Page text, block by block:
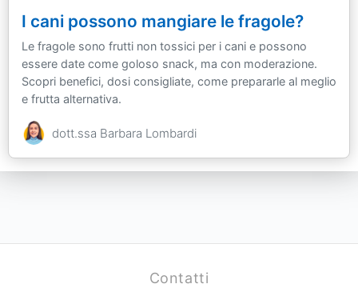
I cani possono mangiare le fragole?
Le fragole sono frutti non tossici per i cani e possono
essere date come goloso snack, ma con moderazione.
Scopri benefici, dosi consigliate, come prepararle al meglio
e frutta alternativa.
dott.ssa Barbara Lombardi
Contatti